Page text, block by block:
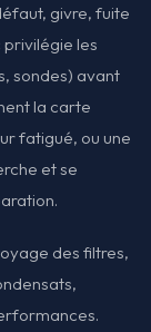
givre, fuite
les
sondes) avant
la carte
fatigué, ou une
et se
des filtres,